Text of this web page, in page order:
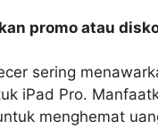
promo atau
sering
iPad Pro.
menghemat